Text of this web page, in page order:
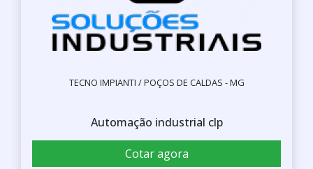
TECNO IMPIANTI / POÇOS DE CALDAS - MG
Automação industrial clp
Cotar agora